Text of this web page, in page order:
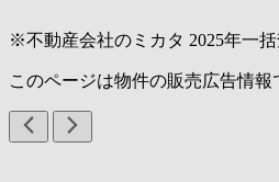
※不動産会社のミカタ 2025年一
このページは物件の販売広告情